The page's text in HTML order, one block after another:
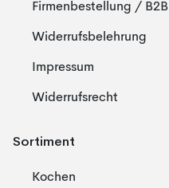
Firmenbestellung / B2B
Widerrufsbelehrung
Impressum
Widerrufsrecht
Sortiment
Kochen